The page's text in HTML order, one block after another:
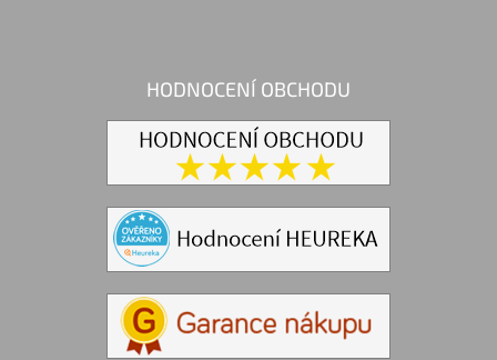
HODNOCENÍ OBCHODU